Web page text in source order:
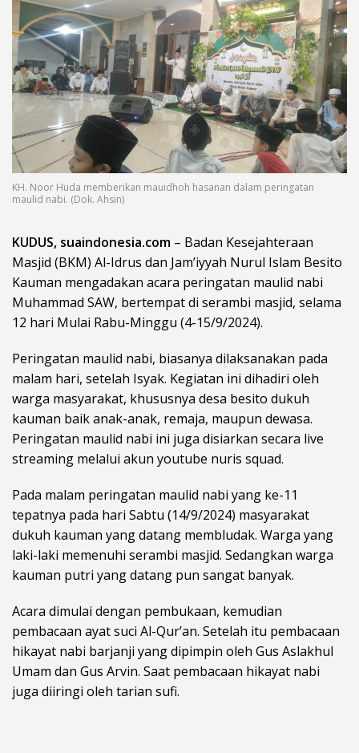
KH. Noor Huda memberikan mauidhoh hasanan dalam peringatan
maulid nabi. (Dok. Ahsin)
KUDUS, suaindonesia.com – Badan Kesejahteraan
Masjid (BKM) Al-Idrus dan Jam’iyyah Nurul Islam Besito
Kauman mengadakan acara peringatan maulid nabi
Muhammad SAW, bertempat di serambi masjid, selama
12 hari Mulai Rabu-Minggu (4-15/9/2024).
Peringatan maulid nabi, biasanya dilaksanakan pada
malam hari, setelah Isyak. Kegiatan ini dihadiri oleh
warga masyarakat, khususnya desa besito dukuh
kauman baik anak-anak, remaja, maupun dewasa.
Peringatan maulid nabi ini juga disiarkan secara live
streaming melalui akun youtube nuris squad.
Pada malam peringatan maulid nabi yang ke-11
tepatnya pada hari Sabtu (14/9/2024) masyarakat
dukuh kauman yang datang membludak. Warga yang
laki-laki memenuhi serambi masjid. Sedangkan warga
kauman putri yang datang pun sangat banyak.
Acara dimulai dengan pembukaan, kemudian
pembacaan ayat suci Al-Qur’an. Setelah itu pembacaan
hikayat nabi barjanji yang dipimpin oleh Gus Aslakhul
Umam dan Gus Arvin. Saat pembacaan hikayat nabi
juga diiringi oleh tarian sufi.